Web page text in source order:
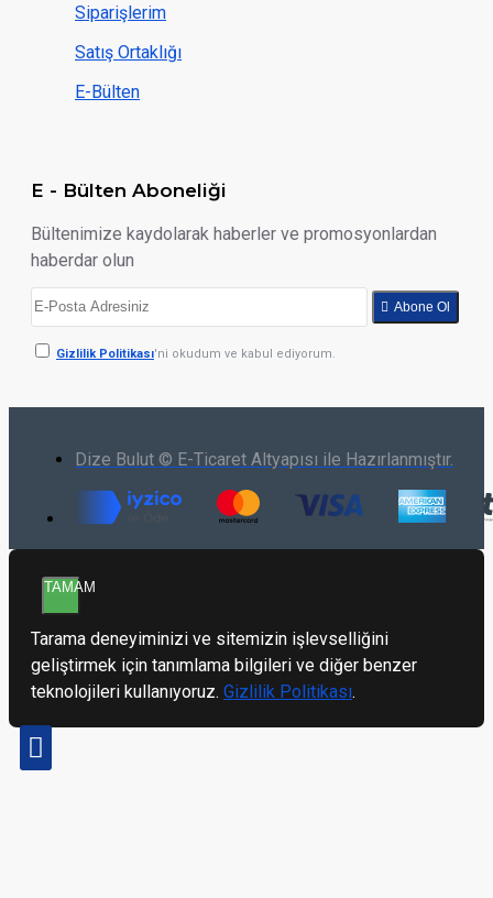
Siparişlerim
Satış Ortaklığı
E-Bülten
E - Bülten Aboneliği
Bültenimize kaydolarak haberler ve promosyonlardan
haberdar olun
Abone Ol
Gizlilik Politikası'ni okudum ve kabul ediyorum.
Dize Bulut © E-Ticaret Altyapısı ile Hazırlanmıştır.
TAMAM
Tarama deneyiminizi ve sitemizin işlevselliğini
geliştirmek için tanımlama bilgileri ve diğer benzer
teknolojileri kullanıyoruz. Gizlilik Politikası.